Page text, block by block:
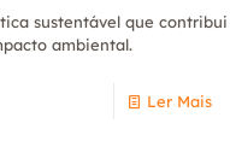
sustentável que contribui
ambiental.
Ler Mais